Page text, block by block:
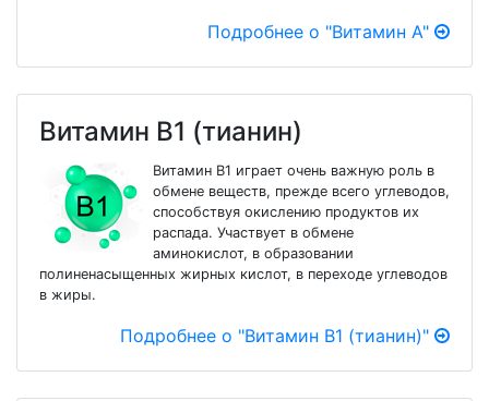
Подробнее о "Витамин А"
Витамин В1 (тианин)
Витамин В1 играет очень важную роль в
обмене веществ, прежде всего углеводов,
способствуя окислению продуктов их
распада. Участвует в обмене
аминокислот, в образовании
полиненасыщенных жирных кислот, в переходе углеводов
в жиры.
Подробнее о "Витамин В1 (тианин)"